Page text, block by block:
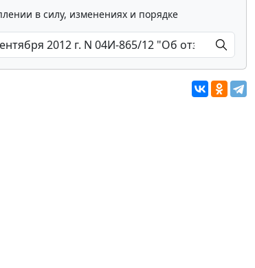
в силу, изменениях и порядке